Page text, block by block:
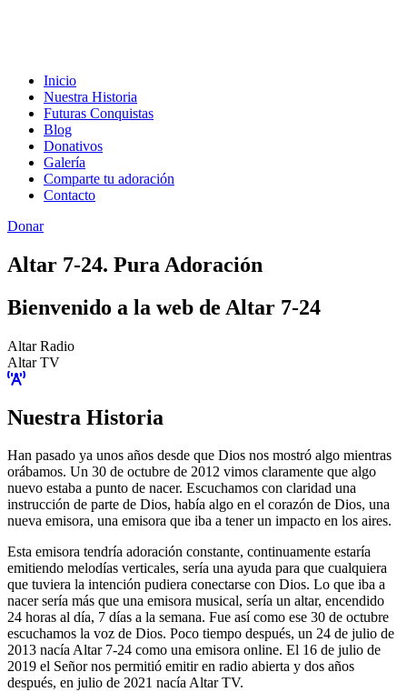
Inicio
Nuestra Historia
Futuras Conquistas
Blog
Donativos
Galería
Comparte tu adoración
Contacto
Donar
Altar 7-24. Pura Adoración
Bienvenido a la web de Altar 7-24
Altar Radio
Altar TV
Nuestra Historia
Han pasado ya unos años desde que Dios nos mostró algo mientras
orábamos. Un 30 de octubre de 2012 vimos claramente que algo
nuevo estaba a punto de nacer. Escuchamos con claridad una
instrucción de parte de Dios, había algo en el corazón de Dios, una
nueva emisora, una emisora que iba a tener un impacto en los aires.
Esta emisora tendría adoración constante, continuamente estaría
emitiendo melodías verticales, sería una ayuda para que cualquiera
que tuviera la intención pudiera conectarse con Dios. Lo que iba a
nacer sería más que una emisora musical, sería un altar, encendido
24 horas al día, 7 días a la semana. Fue así como ese 30 de octubre
escuchamos la voz de Dios. Poco tiempo después, un 24 de julio de
2013 nacía Altar 7-24 como una emisora online. El 16 de julio de
2019 el Señor nos permitió emitir en radio abierta y dos años
después, en julio de 2021 nacía Altar TV.